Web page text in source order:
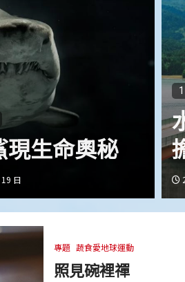
現生命奧秘
日
專題 蔬食愛地球運動
照見碗裡禪